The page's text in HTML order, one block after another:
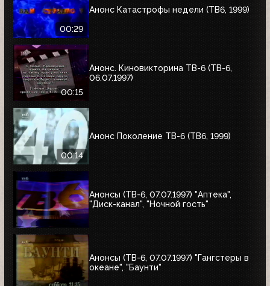
00:29
Анонс Катастрофы недели (ТВ6, 1999)
00:15
Анонс. Киновикторина ТВ-6 (ТВ-6,
06.07.1997)
00:14
Анонс Поколение ТВ-6 (ТВ6, 1999)
Анонсы (ТВ-6, 07.07.1997) "Аптека",
"Диск-канал", "Ночной гость"
Анонсы (ТВ-6, 07.07.1997) "Гангстеры в
океане", "Баунти"